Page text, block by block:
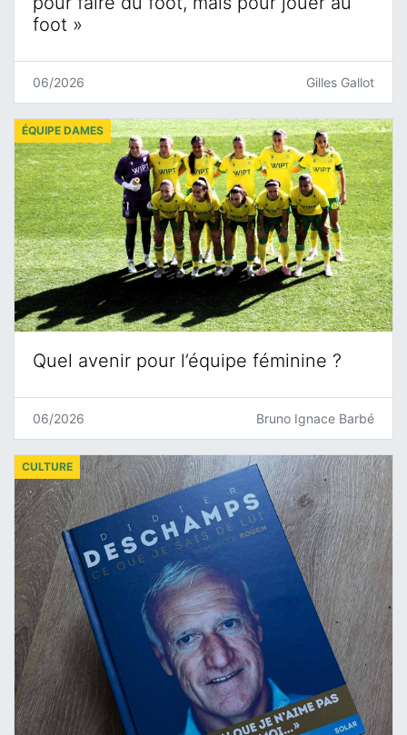
foot »
06/2026 Gilles Gallot
Quel avenir pour l’équipe féminine ?
ÉQUIPE DAMES
06/2026 Bruno Ignace Barbé
CULTURE